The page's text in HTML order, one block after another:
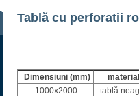
Tablă cu perforatii
Dimensiuni (mm)
material
1000x2000
tablă